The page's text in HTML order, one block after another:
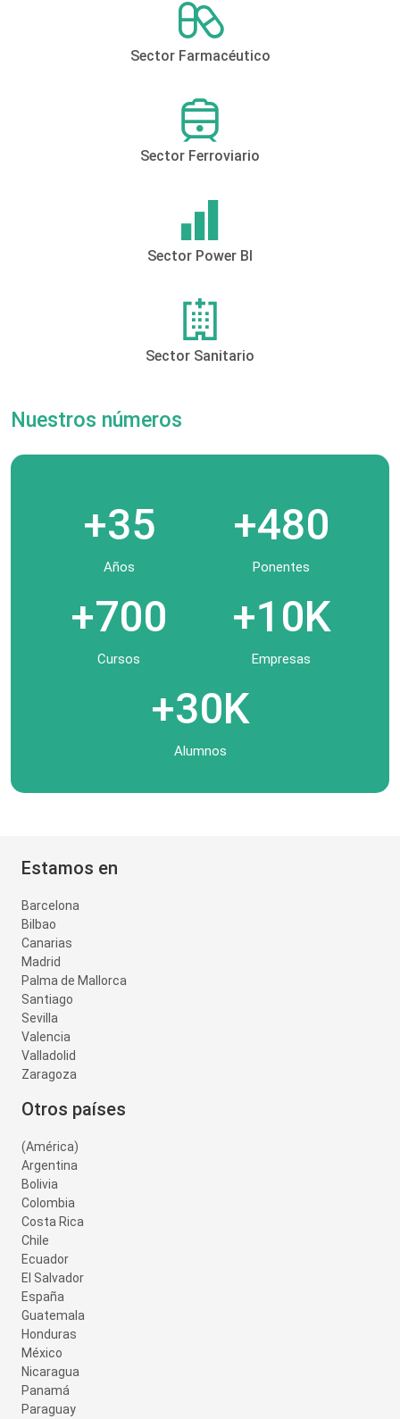
Sector Farmacéutico
Sector Ferroviario
Sector Power BI
Sector Sanitario
Nuestros números
+35
Años
+480
Ponentes
+700
Cursos
+10K
Empresas
+30K
Alumnos
Estamos en
Barcelona
Bilbao
Canarias
Madrid
Palma de Mallorca
Santiago
Sevilla
Valencia
Valladolid
Zaragoza
Otros países
(América)
Argentina
Bolivia
Colombia
Costa Rica
Chile
Ecuador
El Salvador
España
Guatemala
Honduras
México
Nicaragua
Panamá
Paraguay